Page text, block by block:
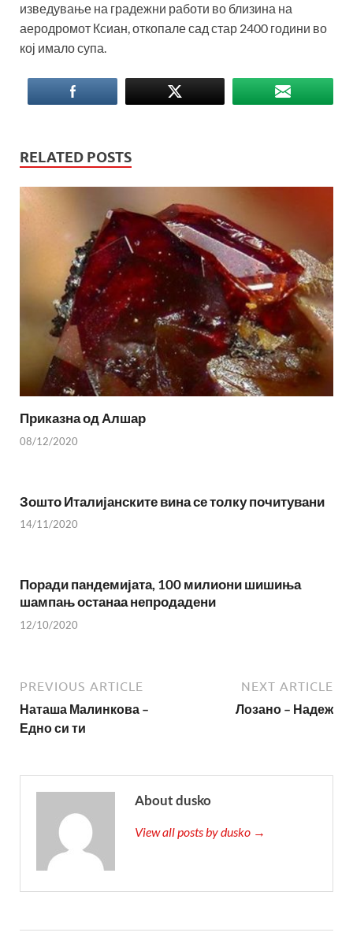
изведување на градежни работи во близина на
аеродромот Ксиан, откопале сад стар 2400 години во
кој имало супа.
RELATED POSTS
Приказна од Алшар
08/12/2020
Зошто Италијанските вина се толку почитувани
14/11/2020
Поради пандемијата, 100 милиони шишиња
шампањ останаа непродадени
12/10/2020
PREVIOUS ARTICLE
Наташа Малинкова –
Едно си ти
NEXT ARTICLE
Лозано – Надеж
About dusko
View all posts by dusko →